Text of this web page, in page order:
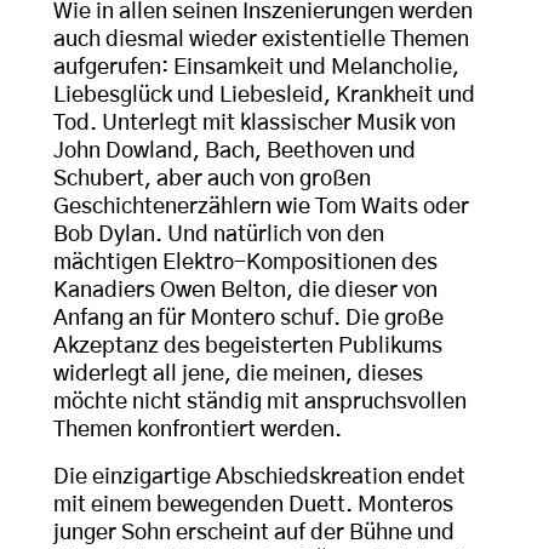
Wie in allen seinen Inszenierungen werden
auch diesmal wieder existentielle Themen
aufgerufen: Einsamkeit und Melancholie,
Liebesglück und Liebesleid, Krankheit und
Tod. Unterlegt mit klassischer Musik von
John Dowland, Bach, Beethoven und
Schubert, aber auch von großen
Geschichtenerzählern wie Tom Waits oder
Bob Dylan. Und natürlich von den
mächtigen Elektro-Kompositionen des
Kanadiers Owen Belton, die dieser von
Anfang an für Montero schuf. Die große
Akzeptanz des begeisterten Publikums
widerlegt all jene, die meinen, dieses
möchte nicht ständig mit anspruchsvollen
Themen konfrontiert werden.
Die einzigartige Abschiedskreation endet
mit einem bewegenden Duett. Monteros
junger Sohn erscheint auf der Bühne und